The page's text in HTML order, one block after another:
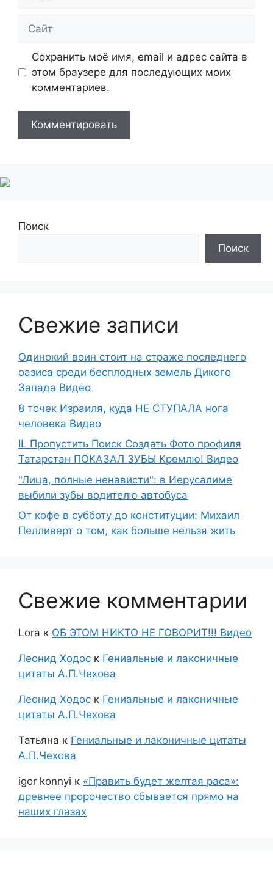
Сохранить моё имя, email и адрес сайта в
этом браузере для последующих моих
комментариев.
Поиск
Поиск
Свежие записи
Одинокий воин стоит на страже последнего
оазиса среди бесплодных земель Дикого
Запада Видео
8 точек Израиля, куда НЕ СТУПАЛА нога
человека Видео
IL Пропустить Поиск Создать Фото профиля
Татарстан ПОКАЗАЛ ЗУБЫ Кремлю! Видео
"Лица, полные ненависти": в Иерусалиме
выбили зубы водителю автобуса
От кофе в субботу до конституции: Михаил
Пелливерт о том, как больше нельзя жить
Свежие комментарии
Lora к ОБ ЭТОМ НИКТО НЕ ГОВОРИТ!!! Видео
Леонид Ходос к Гениальные и лаконичные
цитаты А.П.Чехова
Леонид Ходос к Гениальные и лаконичные
цитаты А.П.Чехова
Татьяна к Гениальные и лаконичные цитаты
А.П.Чехова
igor konnyi к «Править будет желтая раса»:
древнее пророчество сбывается прямо на
наших глазах